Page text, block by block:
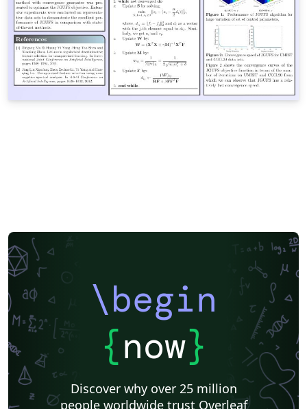
\begin
{now}
Discover why over 25 million
people worldwide trust Overleaf